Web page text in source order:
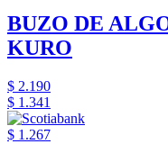
BUZO DE
KURO
$ 2.190
$ 1.341
$ 1.267